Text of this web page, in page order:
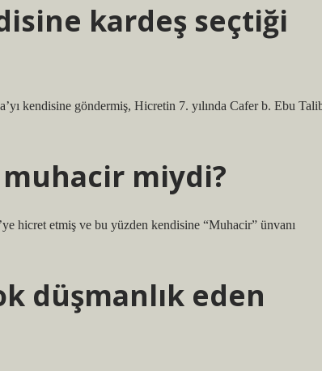
kardeş seçtiği
kendisine göndermiş, Hicretin 7. yılında Cafer b. Ebu
miydi?
hicret etmiş ve bu yüzden kendisine “Muhacir” ünvanı
düşmanlık eden